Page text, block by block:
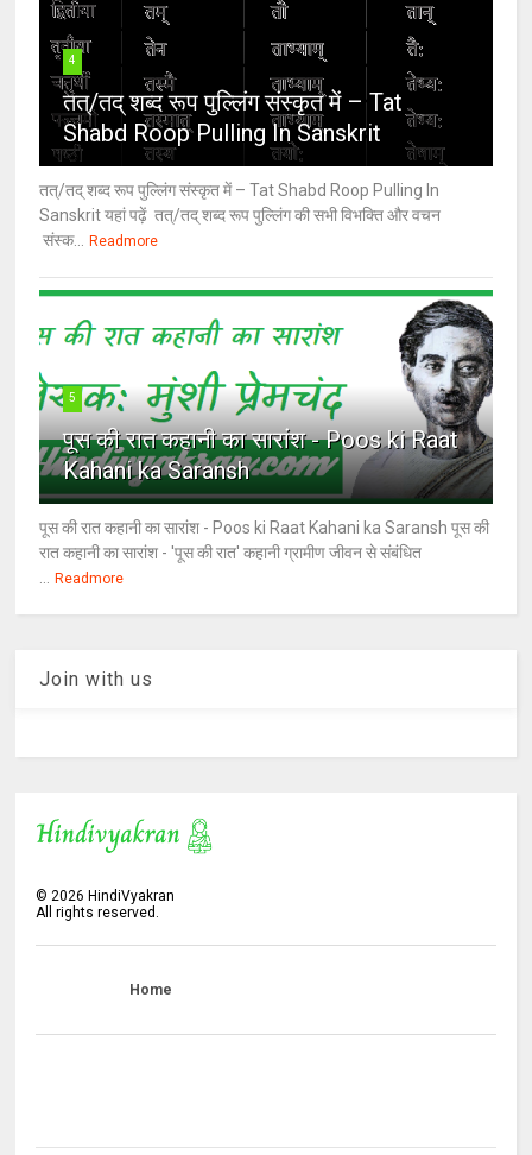
4
तत्/तद् शब्द रूप पुल्लिंग संस्कृत में – Tat
Shabd Roop Pulling In Sanskrit
तत्/तद् शब्द रूप पुल्लिंग संस्कृत में – Tat Shabd Roop Pulling In
Sanskrit यहां पढ़ें तत्/तद् शब्द रूप पुल्लिंग की सभी विभक्ति और वचन
संस्क... Readmore
5
पूस की रात कहानी का सारांश - Poos ki Raat
Kahani ka Saransh
पूस की रात कहानी का सारांश - Poos ki Raat Kahani ka Saransh पूस की
रात कहानी का सारांश - 'पूस की रात' कहानी ग्रामीण जीवन से संबंधित
... Readmore
Join with us
©2026 HindiVyakran
All rights reserved.
Home